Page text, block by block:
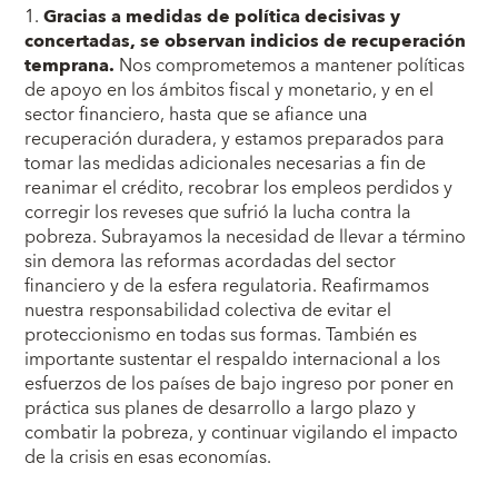
1.Gracias a medidas de política decisivas y
concertadas, se observan indicios de recuperación
temprana. Nos comprometemos a mantener políticas
de apoyo en los ámbitos fiscal y monetario, y en el
sector financiero, hasta que se afiance una
recuperación duradera, y estamos preparados para
tomar las medidas adicionales necesarias a fin de
reanimar el crédito, recobrar los empleos perdidos y
corregir los reveses que sufrió la lucha contra la
pobreza. Subrayamos la necesidad de llevar a término
sin demora las reformas acordadas del sector
financiero y de la esfera regulatoria. Reafirmamos
nuestra responsabilidad colectiva de evitar el
proteccionismo en todas sus formas. También es
importante sustentar el respaldo internacional a los
esfuerzos de los países de bajo ingreso por poner en
práctica sus planes de desarrollo a largo plazo y
combatir la pobreza, y continuar vigilando el impacto
de la crisis en esas economías.